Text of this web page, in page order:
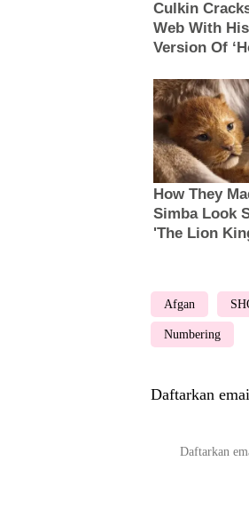
Afgan
Numbering
Daftarkan